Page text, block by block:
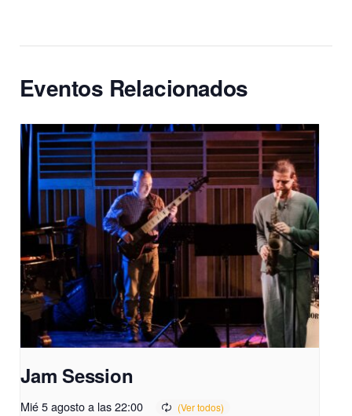
Eventos Relacionados
Jam Session
Mié 5 agosto a las 22:00